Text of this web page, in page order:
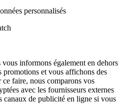
personnalisés
informons également en dehors
promotions et vous affichons des
faire, nous comparons vos
avec les fournisseurs externes
canaux de publicité en ligne si vous